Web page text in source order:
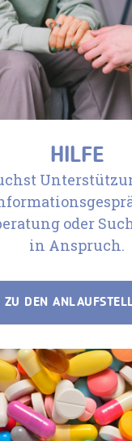
HILFE
oder
in Anspruch.
ZU DEN